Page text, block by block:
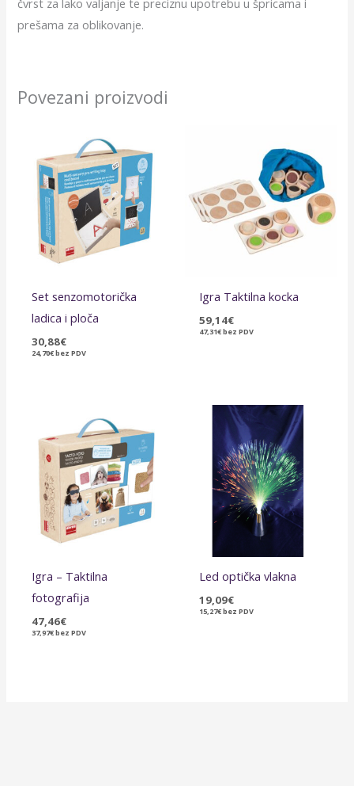
prešama za oblikovanje.
Povezani proizvodi
Set senzomotorička
ladica i ploča
30,88€
24,70€bez PDV
Igra Taktilna kocka
59,14€
47,31€bez PDV
Igra – Taktilna
fotografija
47,46€
37,97€bez PDV
Led optička vlakna
19,09€
15,27€bez PDV